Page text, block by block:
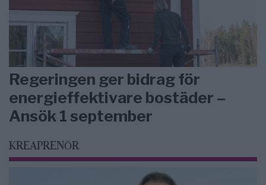
Regeringen ger bidrag för
energieffektivare bostäder –
Ansök 1 september
KREAPRENÖR